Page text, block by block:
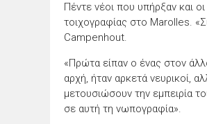
Πέντε νέοι που υπήρξαν και
τοιχογραφίας στο Marolles.
Campenhout.
«Πρώτα είπαν ο ένας στον
αρχή, ήταν αρκετά νευρικοί,
μετουσιώσουν την εμπειρία
σε αυτή τη νωπογραφία».